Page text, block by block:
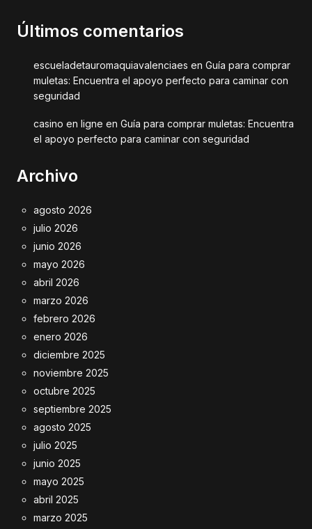
Últimos comentarios
escueladetauromaquiavalenciaes en Guía para comprar
muletas: Encuentra el apoyo perfecto para caminar con
seguridad
casino en ligne en Guía para comprar muletas: Encuentra
el apoyo perfecto para caminar con seguridad
Archivo
agosto 2026
julio 2026
junio 2026
mayo 2026
abril 2026
marzo 2026
febrero 2026
enero 2026
diciembre 2025
noviembre 2025
octubre 2025
septiembre 2025
agosto 2025
julio 2025
junio 2025
mayo 2025
abril 2025
marzo 2025